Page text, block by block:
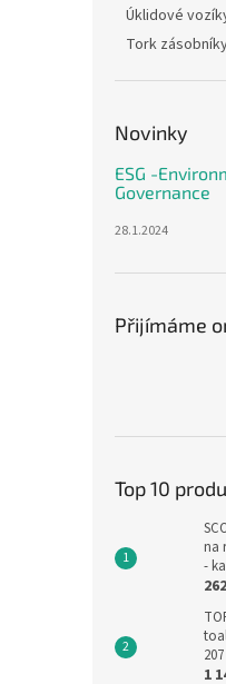
Úklidové
Tork
Novinky
ESG -
Governance
28.1.2024
Přijímáme
Top 10
na
-
1